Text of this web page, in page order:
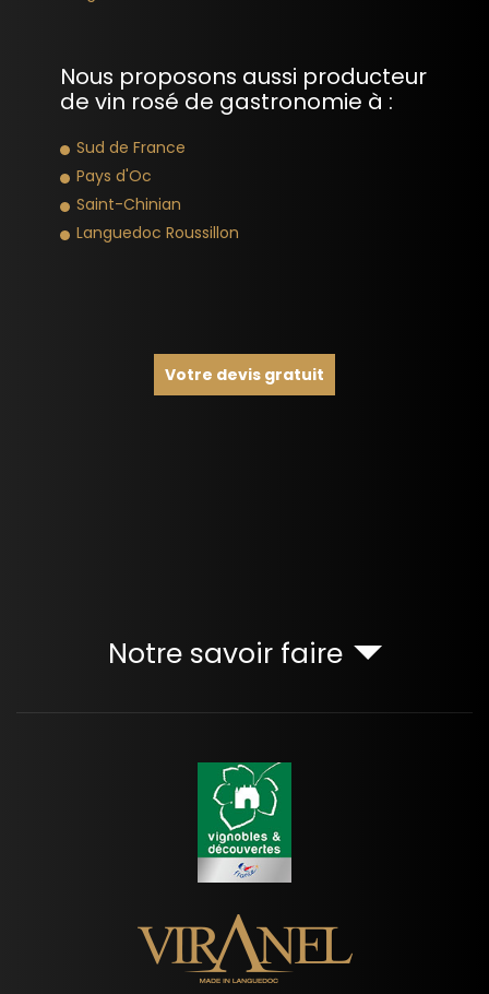
Nous proposons aussi producteur
de vin rosé de gastronomie à :
Sud de France
Pays d'Oc
Saint-Chinian
Languedoc Roussillon
Votre devis gratuit
Notre savoir faire